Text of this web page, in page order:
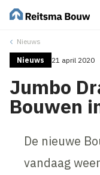
Nieuws
Nieuws 21 april 2020
Jumbo
Bouwen
De nieuwe
vandaag